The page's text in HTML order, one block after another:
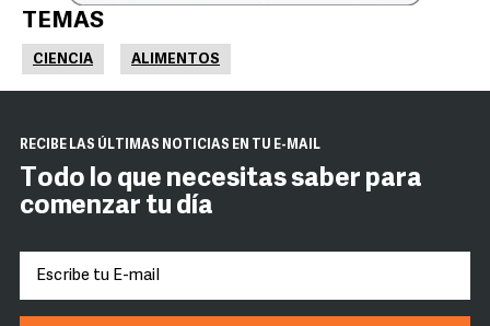
TEMAS
CIENCIA ALIMENTOS
RECIBE LAS ÚLTIMAS NOTICIAS EN TU E-MAIL
Todo lo que necesitas saber para
comenzar tu día